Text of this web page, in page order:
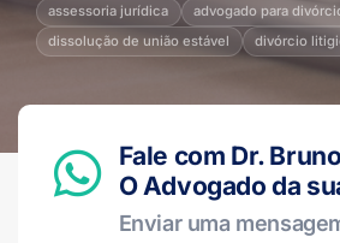
assessoria jurídica
advogado para
dissolução de união estável
divórcio
Fale com Dr.
O Advogado da
Enviar uma